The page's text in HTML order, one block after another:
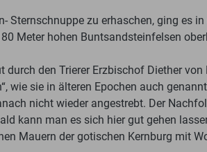
Sternschnuppe zu erhaschen, ging
Meter hohen Buntsandsteinfelsen
den Trierer Erzbischof Diether
wie sie in älteren Epochen auch
nicht wieder angestrebt. Der
kann man es sich hier gut gehen
Mauern der gotischen Kernburg mit